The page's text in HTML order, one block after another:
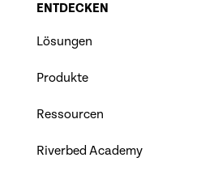
ENTDECKEN
Lösungen
Produkte
Ressourcen
Riverbed Academy